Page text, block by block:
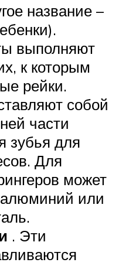
название –
выполняют
к которым
рейки.
собой
части
зубья для
Для
может
алюминий или
. Эти